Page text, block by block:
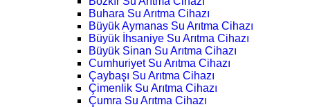
Buhara Su Arıtma Cihazı
Büyük Aymanas Su Arıtma Cihazı
Büyük İhsaniye Su Arıtma Cihazı
Büyük Sinan Su Arıtma Cihazı
Cumhuriyet Su Arıtma Cihazı
Çaybaşı Su Arıtma Cihazı
Çimenlik Su Arıtma Cihazı
Çumra Su Arıtma Cihazı